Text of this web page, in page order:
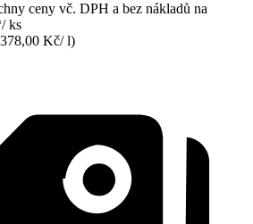
ceny vč. DPH a bez nákladů na
/ ks
378,00 Kč/ l)